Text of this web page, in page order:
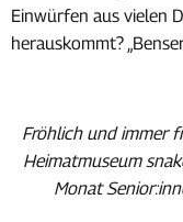
Einwürfen aus vielen
herauskommt?
Fröhlich und immer
Heimatmuseum
Monat